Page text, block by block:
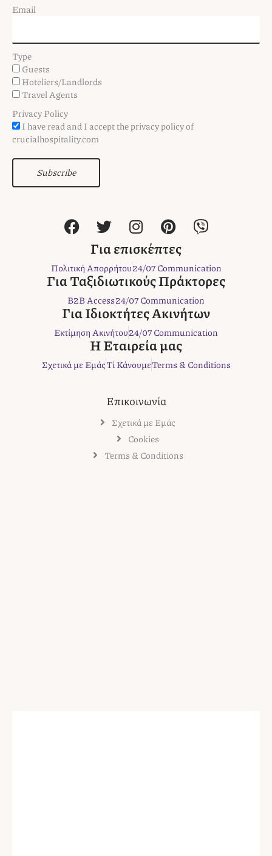
Email
Type
Guests
Hoteliers/Landlords
Travel Agents
Privacy Policy
I have read and I accept the privacy policy of
crucialhospitality.com
Subscribe
F
a
e
b
o
o
k
T
w
i
t
t
e
r
I
n
s
t
a
g
r
a
m
P
i
n
t
e
r
e
s
t
V
i
e
r
Για επισκέπτες
Πολιτική Απορρήτου24/07 Communication
Για Ταξιδιωτικούς Πράκτορες
B2B Access24/07 Communication
Για Ιδιοκτήτες Ακινήτων
Εκτίμηση Ακινήτου24/07 Communication
Η Εταιρεία μας
Σχετικά με ΕμάςΤί ΚάνουμεTerms & Conditions
Επικοινωνία
Σχετικά με Εμάς
Cookies
Terms & Conditions